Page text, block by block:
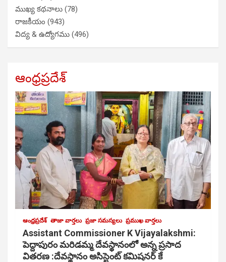
ముఖ్య కథనాలు (78)
రాజకీయం (943)
విద్య & ఉద్యోగము (496)
ఆంధ్రప్రదేశ్
ఆంధ్రప్రదేశ్ తాజా వార్తలు ప్రజా సమస్యలు ప్రముఖ వార్తలు
Assistant Commissioner K Vijayalakshmi:
పెద్దాపురం మరిడమ్మ దేవస్థానంలో అన్న ప్రసాద
వితరణ :దేవస్థానం అసిస్టెంట్ కమిషనర్ కే